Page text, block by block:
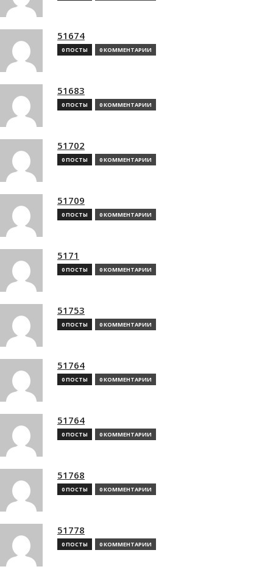
51674
0 ПОСТЫ 0 КОММЕНТАРИИ
51683
0 ПОСТЫ 0 КОММЕНТАРИИ
51702
0 ПОСТЫ 0 КОММЕНТАРИИ
51709
0 ПОСТЫ 0 КОММЕНТАРИИ
5171
0 ПОСТЫ 0 КОММЕНТАРИИ
51753
0 ПОСТЫ 0 КОММЕНТАРИИ
51764
0 ПОСТЫ 0 КОММЕНТАРИИ
51764
0 ПОСТЫ 0 КОММЕНТАРИИ
51768
0 ПОСТЫ 0 КОММЕНТАРИИ
51778
0 ПОСТЫ 0 КОММЕНТАРИИ